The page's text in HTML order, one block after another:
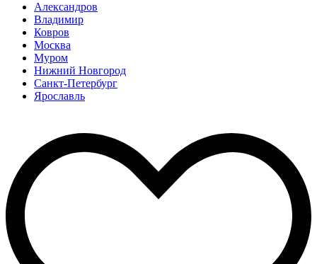
Александров
Владимир
Ковров
Москва
Муром
Нижний Новгород
Санкт-Петербург
Ярославль